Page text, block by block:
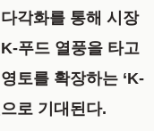
각화를 통해 시장
푸드 열풍을 타고
토를 확장하는 ‘K-
로 기대된다.